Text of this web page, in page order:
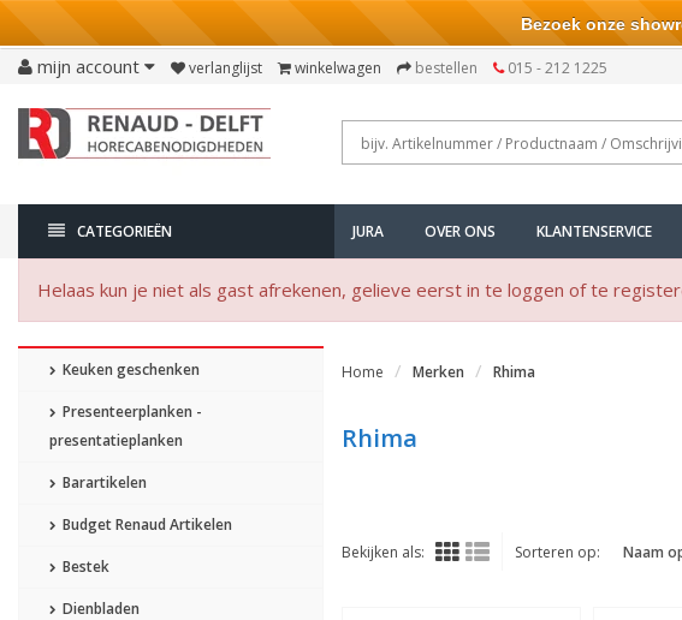
mijn account verlanglijst winkelwagen bestellen 015 - 212 1225
CATEGORIEËN JURA OVER ONS KLANTENSERVICE
Helaas kun je niet als gast afrekenen, gelieve eerst in te loggen of te
Keuken geschenken
Presenteerplanken -
presentatieplanken
Barartikelen
Budget Renaud Artikelen
Bestek
Dienbladen
Home Merken Rhima
Rhima
Bekijken als: Sorteren op: Naam
Bezoek onze